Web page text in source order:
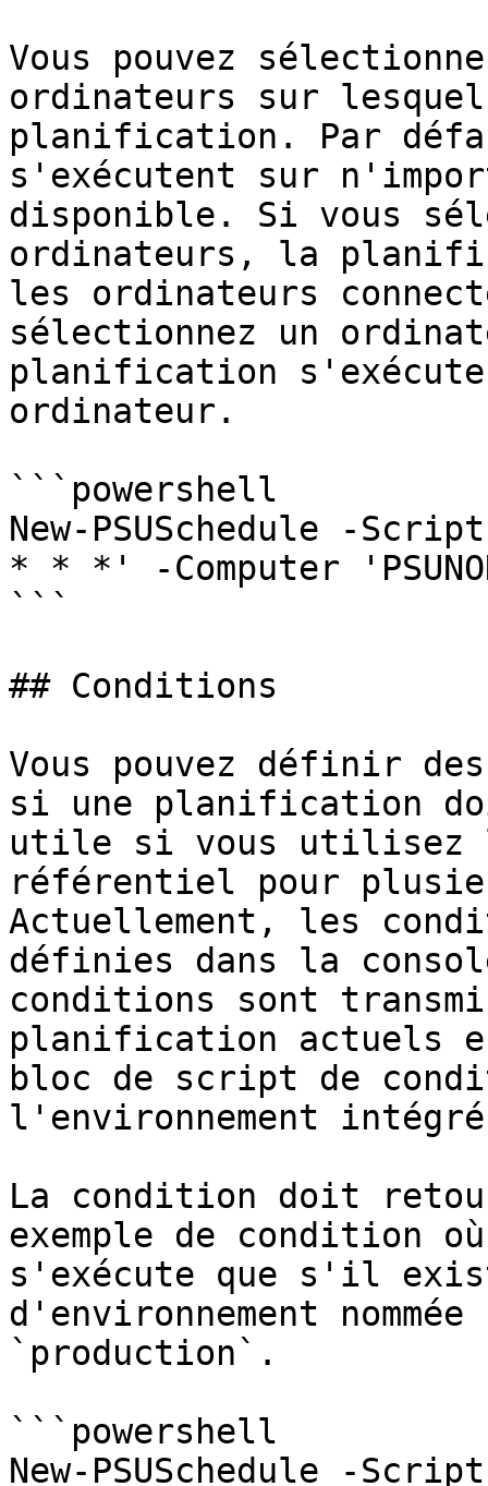
Vous pouvez
ordinateurs sur
planification. Par
s'exécutent sur
disponible. Si vous
ordinateurs, la
les ordinateurs
sélectionnez un
planification s'exécute
ordinateur.
```powershell
New-PSUSchedule -
* * *' -Computer
```
## Conditions
Vous pouvez définir
si une planification
utile si vous utilisez
référentiel pour
Actuellement, les
définies dans la
conditions sont
planification actuels
bloc de script de
l'environnement
La condition doit
exemple de condition
s'exécute que s'il
d'environnement
`production`.
```powershell
New-PSUSchedule -